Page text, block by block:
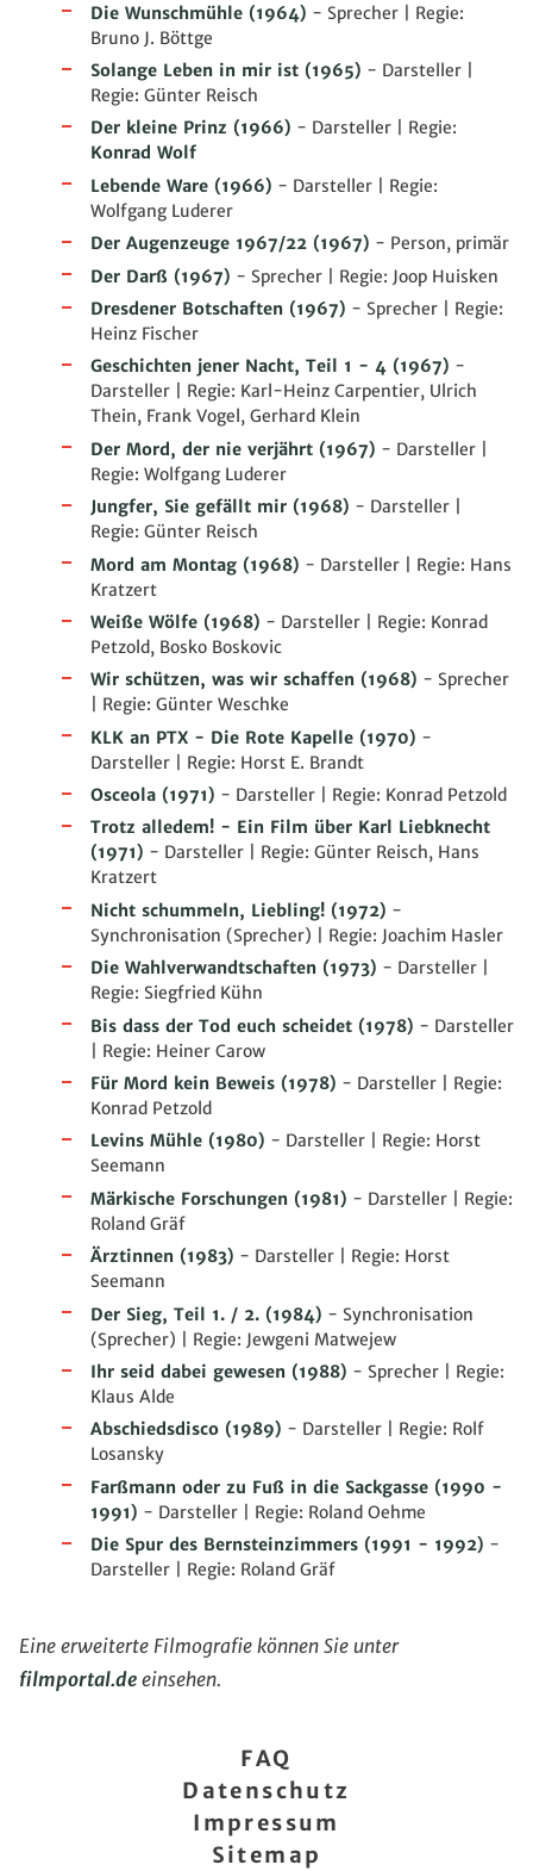
Die Wunschmühle (1964) - Sprecher | Regie:
Bruno J. Böttge
Solange Leben in mir ist (1965) - Darsteller |
Regie: Günter Reisch
Der kleine Prinz (1966) - Darsteller | Regie:
Konrad Wolf
Lebende Ware (1966) - Darsteller | Regie:
Wolfgang Luderer
Der Augenzeuge 1967/22 (1967) - Person, primär
Der Darß (1967) - Sprecher | Regie: Joop Huisken
Dresdener Botschaften (1967) - Sprecher | Regie:
Heinz Fischer
Geschichten jener Nacht, Teil 1 - 4 (1967) -
Darsteller | Regie: Karl-Heinz Carpentier, Ulrich
Thein, Frank Vogel, Gerhard Klein
Der Mord, der nie verjährt (1967) - Darsteller |
Regie: Wolfgang Luderer
Jungfer, Sie gefällt mir (1968) - Darsteller |
Regie: Günter Reisch
Mord am Montag (1968) - Darsteller | Regie: Hans
Kratzert
Weiße Wölfe (1968) - Darsteller | Regie: Konrad
Petzold, Bosko Boskovic
Wir schützen, was wir schaffen (1968) - Sprecher
| Regie: Günter Weschke
KLK an PTX - Die Rote Kapelle (1970) -
Darsteller | Regie: Horst E. Brandt
Osceola (1971) - Darsteller | Regie: Konrad Petzold
Trotz alledem! - Ein Film über Karl Liebknecht
(1971) - Darsteller | Regie: Günter Reisch, Hans
Kratzert
Nicht schummeln, Liebling! (1972) -
Synchronisation (Sprecher) | Regie: Joachim Hasler
Die Wahlverwandtschaften (1973) - Darsteller |
Regie: Siegfried Kühn
Bis dass der Tod euch scheidet (1978) - Darsteller
| Regie: Heiner Carow
Für Mord kein Beweis (1978) - Darsteller | Regie:
Konrad Petzold
Levins Mühle (1980) - Darsteller | Regie: Horst
Seemann
Märkische Forschungen (1981) - Darsteller | Regie:
Roland Gräf
Ärztinnen (1983) - Darsteller | Regie: Horst
Seemann
Der Sieg, Teil 1. / 2. (1984) - Synchronisation
(Sprecher) | Regie: Jewgeni Matwejew
Ihr seid dabei gewesen (1988) - Sprecher | Regie:
Klaus Alde
Abschiedsdisco (1989) - Darsteller | Regie: Rolf
Losansky
Farßmann oder zu Fuß in die Sackgasse (1990 -
1991) - Darsteller | Regie: Roland Oehme
Die Spur des Bernsteinzimmers (1991 - 1992) -
Darsteller | Regie: Roland Gräf
Eine erweiterte Filmografie können Sie unter
filmportal.deeinsehen.
FAQ
Datenschutz
Impressum
Sitemap